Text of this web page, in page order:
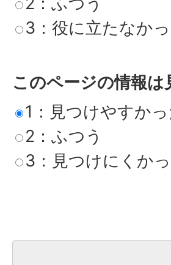
3：役に立たなか
このページの情報
1：見つけやすかっ
2：ふつう
3：見つけにくか